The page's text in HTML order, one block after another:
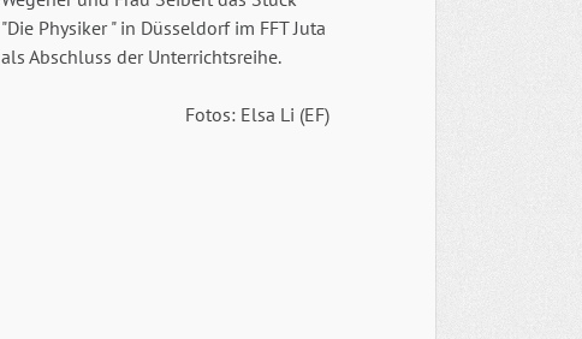
"Die Physiker " in Düsseldorf im FFT Juta
als Abschluss der Unterrichtsreihe.
Fotos: Elsa Li (EF)